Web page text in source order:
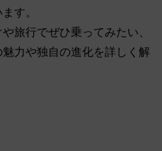
す。
旅行でぜひ乗ってみたい、
力や独自の進化を詳しく解